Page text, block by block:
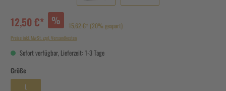
12,50 €* % 15,62 €* (20% gespart)
Preise inkl. MwSt. zzgl. Versandkosten
Sofort verfügbar, Lieferzeit: 1-3 Tage
Größe
L